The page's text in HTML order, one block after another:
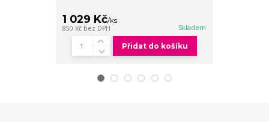
1 029 Kč/ks
850 Kč bez DPH Skladem
Přidat do košíku